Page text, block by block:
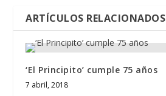
ARTÍCULOS RELACIONADOS
‘El Principito’ cumple 75 años
7 abril, 2018